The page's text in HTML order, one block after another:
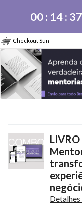
00 : 14: 37
Checkout Sun